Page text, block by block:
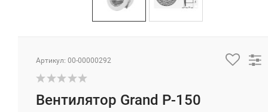
Артикул: 00-00000292
Вентилятор Grand P-150